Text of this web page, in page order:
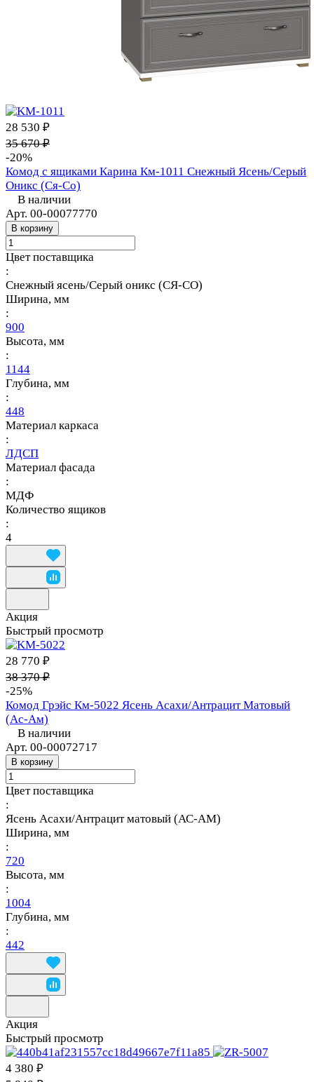
28 530 ₽
35 670 ₽
-20%
Комод с ящиками Карина Км-1011 Снежный Ясень/Серый
Оникс (Ся-Со)
В наличии
Арт. 00-00077770
В корзину
Цвет поставщика
:
Снежный ясень/Серый оникс (СЯ-СО)
Ширина, мм
:
900
Высота, мм
:
1144
Глубина, мм
:
448
Материал каркаса
:
ЛДСП
Материал фасада
:
МДФ
Количество ящиков
:
4
Акция
Быстрый просмотр
28 770 ₽
38 370 ₽
-25%
Комод Грэйс Км-5022 Ясень Асахи/Антрацит Матовый
(Ас-Ам)
В наличии
Арт. 00-00072717
В корзину
Цвет поставщика
:
Ясень Асахи/Антрацит матовый (АС-АМ)
Ширина, мм
:
720
Высота, мм
:
1004
Глубина, мм
:
442
Акция
Быстрый просмотр
4 380 ₽